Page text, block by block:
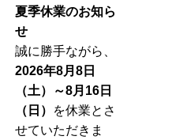
夏季休業のお知ら
せ
誠に勝手ながら、
2026年8月8日
（土）～8月16日
（日） を休業とさ
せていただきま